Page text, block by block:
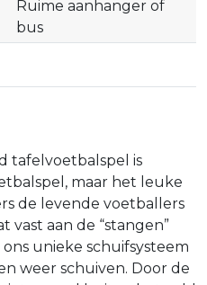
Ruime aanhanger of
bus
tafelvoetbalspel is
maar het leuke
de levende voetballers
vast aan de “stangen”
unieke schuifsysteem
weer schuiven. Door de